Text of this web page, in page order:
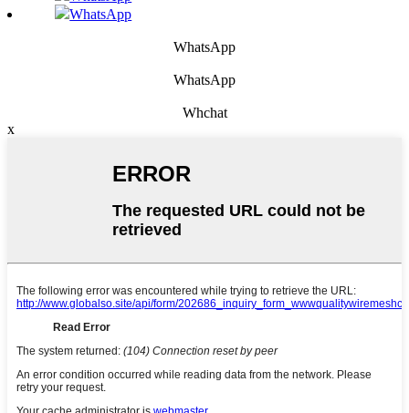
WhatsApp
WhatsApp
WhatsApp
Whchat
x